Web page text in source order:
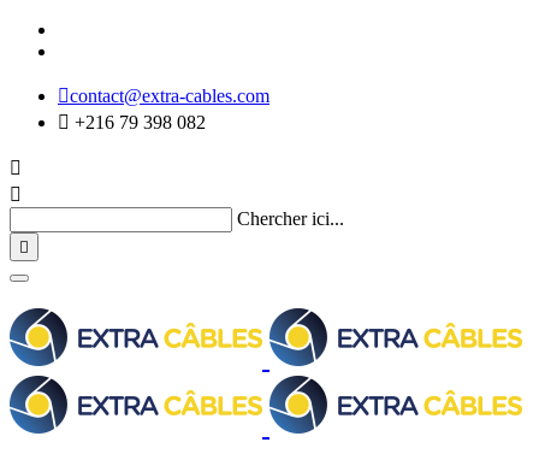
contact@extra-cables.com
 +216 79 398 082


Chercher ici...
